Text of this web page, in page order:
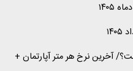
آخرین نرخ هر متر آپارتمان +